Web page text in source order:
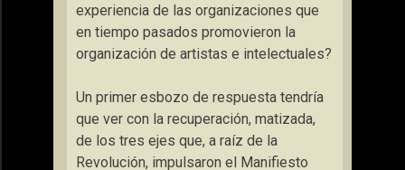
experiencia de las organizaciones que
en tiempo pasados promovieron la
organización de artistas e intelectuales?
Un primer esbozo de respuesta tendría
que ver con la recuperación, matizada,
de los tres ejes que, a raíz de la
Revolución, impulsaron el Manifiesto